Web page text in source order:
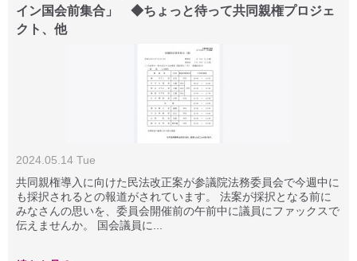
イン国会前集合」 ◆ちょっと待って共同親権プロジェ
クト、他
2024.05.14 Tue
共同親権導入に向けた民法改正案が参議院法務委員会で今週中に
も採択されるとの報道がされています。 法案が採択となる前に
みなさんの思いを、委員会開催前の午前中に議員にファックスで
伝えませんか。 国会議員に...